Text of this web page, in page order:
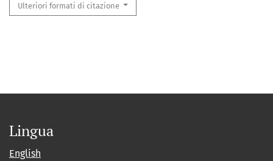
Ulteriori formati di citazione
Lingua
English